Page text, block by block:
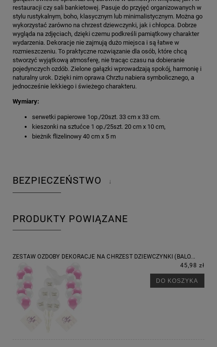
restauracji czy sali bankietowej. Pasuje do przyjęć organizowanych w
stylu rustykalnym, boho, klasycznym lub minimalistycznym. Można go
wykorzystać zarówno na chrzest dziewczynki, jak i chłopca. Dobrze
wygląda na zdjęciach, dzięki czemu podkreśli pamiątkowy charakter
wydarzenia. Dekoracje nie zajmują dużo miejsca i są łatwe w
rozmieszczeniu. To praktyczne rozwiązanie dla osób, które chcą
stworzyć wyjątkową atmosferę, nie tracąc czasu na dobieranie
pojedynczych ozdób. Zielone gałązki wprowadzają spokój, harmonię i
naturalny urok. Dzięki nim oprawa Chrztu nabiera symbolicznego, a
jednocześnie lekkiego i świeżego charakteru.
Wymiary:
serwetki papierowe 1op./20szt. 33 cm x 33 cm.
kieszonki na sztućce 1 op./25szt. 20 cm x 10 cm,
bieżnik flizelinowy 40 cm x 5 m
BEZPIECZEŃSTWO ↓
PRODUKTY POWIĄZANE
ZESTAW OZDOBY DEKORACJE NA CHRZEST DZIEWCZYNKI (BALO...
45,98 zł
DO KOSZYKA